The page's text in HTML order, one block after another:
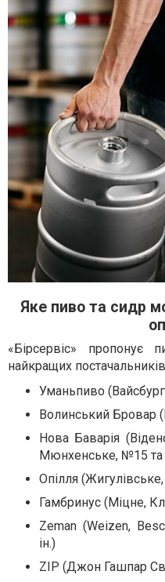
Яке пиво та сидр
«Бірсервіс»
найкращих
Уманьпиво
Волинський Бровар
Нова Баварія
Мюнхенське, №15 та
Опілля
Гамбринус (Міцне,
Zeman (Weizen,
ін.)
ZIP (Джон Гашпар